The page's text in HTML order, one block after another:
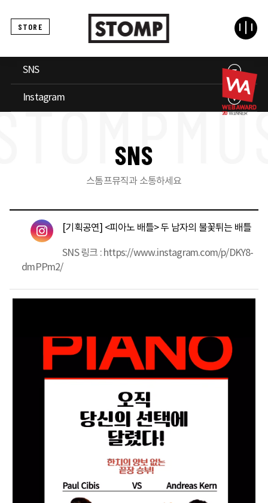
STORE
SNS
Instagram
SNS
스톰프뮤직과 소통하세요
[기획공연] <피아노 배틀> 두 남자의 불꽃튀는 배틀
SNS 링크 : https://www.instagram.com/p/DKY8-
dmPPm2/